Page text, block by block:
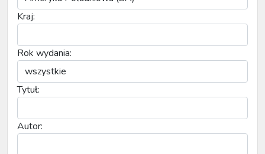
Kraj:
Rok wydania:
Tytuł:
Autor: